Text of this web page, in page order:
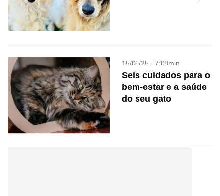
15/05/25 - 7:08min
Seis cuidados para o
bem-estar e a saúde
do seu gato